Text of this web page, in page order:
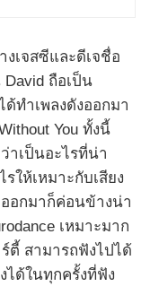
งเจสซีและดีเจชื่อ
David ถือเป็น
ด้ทำเพลงดังออกมา
You ทั้งนี้
าเป็นอะไรที่น่า
ให้เหมาะกับเสียง
อกมาก็ค่อนข้างน่า
เหมาะมาก
ตี้ สามารถฟังไปได้
ได้ในทุกครั้งที่ฟัง